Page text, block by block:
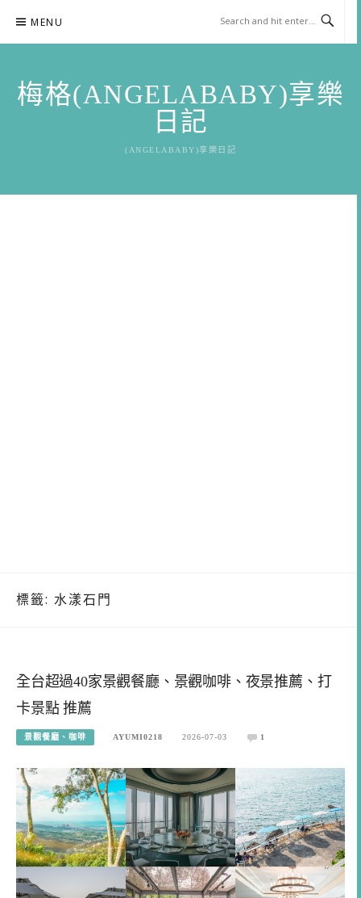
content
MENU
梅格(ANGELABABY)享樂
日記
(ANGELABABY)享樂日記
標籤: 水漾石門
全台超過40家景觀餐廳、景觀咖啡、夜景推薦、打
卡景點 推薦
景觀餐廳、咖啡 AYUMI0218 2026-07-03 1